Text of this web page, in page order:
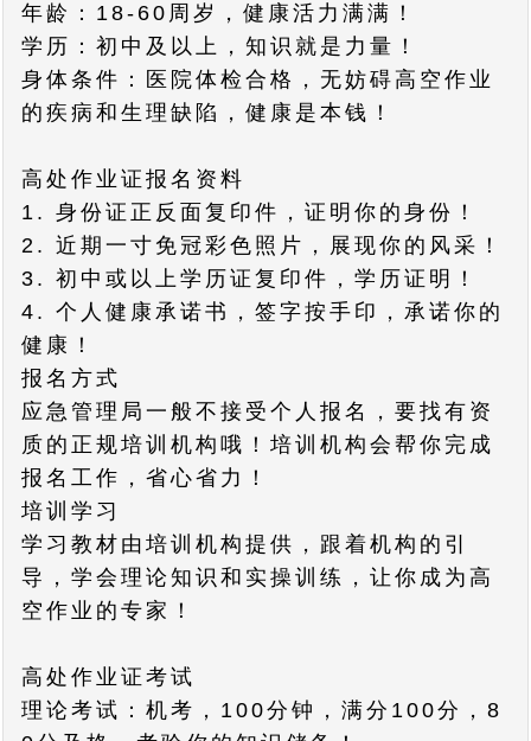
年龄：18-60周岁，健康活力满满！
学历：初中及以上，知识就是力量！
身体条件：医院体检合格，无妨碍高空作业
的疾病和生理缺陷，健康是本钱！
高处作业证报名资料
1. 身份证正反面复印件，证明你的身份！
2. 近期一寸免冠彩色照片，展现你的风采！
3. 初中或以上学历证复印件，学历证明！
4. 个人健康承诺书，签字按手印，承诺你的
健康！
报名方式
应急管理局一般不接受个人报名，要找有资
质的正规培训机构哦！培训机构会帮你完成
报名工作，省心省力！
培训学习
学习教材由培训机构提供，跟着机构的引
导，学会理论知识和实操训练，让你成为高
空作业的专家！
高处作业证考试
理论考试：机考，100分钟，满分100分，8